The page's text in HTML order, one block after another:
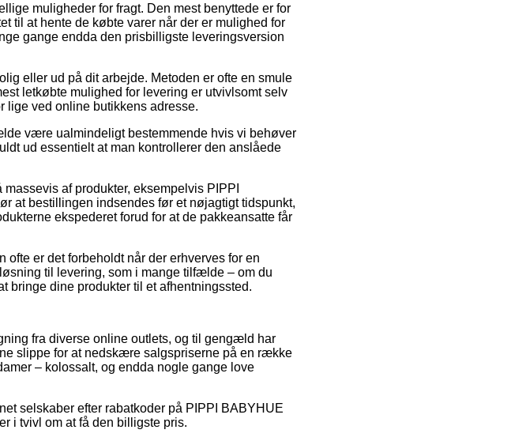
muligheder for fragt. Den mest benyttede er for
til at hente de købte varer når der er mulighed for
gange endda den prisbilligste leveringsversion
eller ud på dit arbejde. Metoden er ofte en smule
letkøbte mulighed for levering er utvivlsomt selv
lige ved online butikkens adresse.
være ualmindeligt bestemmende hvis vi behøver
ud essentielt at man kontrollerer den anslåede
af produkter, eksempelvis PIPPI
at bestillingen indsendes før et nøjagtigt tidspunkt,
ekspederet forud for at de pakkeansatte får
er det forbeholdt når der erhverves for en
til levering, som i mange tilfælde – om du
bringe dine produkter til et afhentningssted.
fra diverse online outlets, og til gengæld har
slippe for at nedskære salgspriserne på en række
– kolossalt, og endda nogle gange love
selskaber efter rabatkoder på PIPPI BABYHUE
i tvivl om at få den billigste pris.